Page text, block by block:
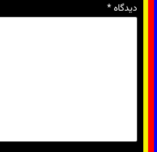
دیدگاه*